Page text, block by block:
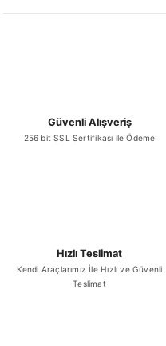
Güvenli Alışveriş
256 bit SSL Sertifikası ile Ödeme
Hızlı Teslimat
Kendi Araçlarımız İle Hızlı ve Güvenli
Teslimat